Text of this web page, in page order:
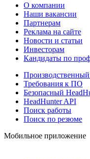
О компании
Наши вакансии
Партнерам
Реклама на сайте
Новости и статьи
Инвесторам
Кандидаты по
Производственный
Требования к ПО
Безопасный
HeadHunter API
Поиск работы
Поиск по резюме
Мобильное приложение